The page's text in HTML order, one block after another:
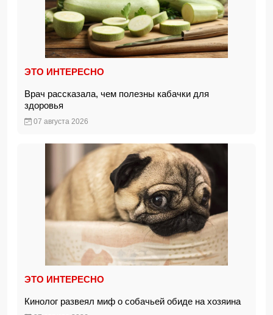
ЭТО ИНТЕРЕСНО
Врач рассказала, чем полезны кабачки для
здоровья
07 августа 2026
ЭТО ИНТЕРЕСНО
Кинолог развеял миф о собачьей обиде на хозяина